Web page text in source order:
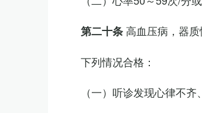
第二十条 高血压病，器
下列情况合格：
（一）听诊发现心律不